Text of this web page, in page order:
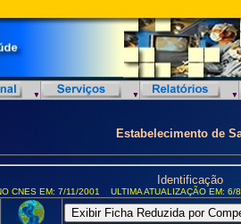
Estabelecimento de
Identificação
CNES EM: 7/11/2001 ULTIMA ATUALIZAÇÃO EM: